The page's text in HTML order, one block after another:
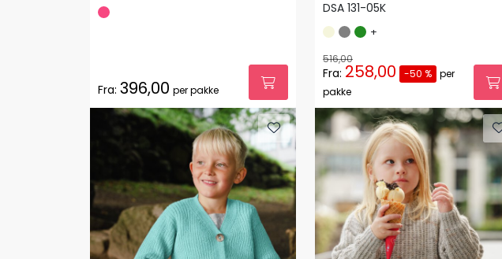
Fra: 396,00 per pakke
DSA 131-05K
+
516,00
Fra: 258,00 -50 % per
pakke